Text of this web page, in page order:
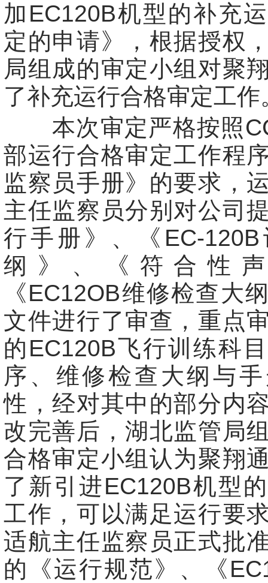
加EC120B机型的补充
定的申请》，根据授权
局组成的审定小组对聚
了补充运行合格审定工作
本次审定严格按照
部运行合格审定工作程
监察员手册》的要求，
主任监察员分别对公司
行手册》、《EC-
纲》、《符合性
《EC12OB维修检查大
文件进行了审查，重点
的EC120B飞行训练科
序、维修检查大纲与
性，经对其中的部分内
改完善后，湖北监管局
合格审定小组认为聚翔
了新引进EC120B机型
工作，可以满足运行要
适航主任监察员正式批
的《运行规范》、《